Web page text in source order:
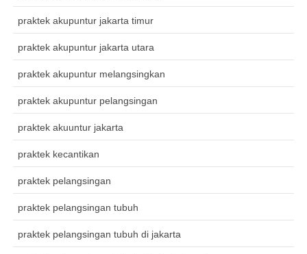
praktek akupuntur jakarta timur
praktek akupuntur jakarta utara
praktek akupuntur melangsingkan
praktek akupuntur pelangsingan
praktek akuuntur jakarta
praktek kecantikan
praktek pelangsingan
praktek pelangsingan tubuh
praktek pelangsingan tubuh di jakarta